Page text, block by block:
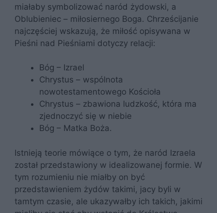
miałaby symbolizować naród żydowski, a
Oblubieniec – miłosiernego Boga. Chrześcijanie
najczęściej wskazują, że miłość opisywana w
Pieśni nad Pieśniami dotyczy relacji:
Bóg – Izrael
Chrystus – wspólnota
nowotestamentowego Kościoła
Chrystus – zbawiona ludzkość, która ma
zjednoczyć się w niebie
Bóg – Matka Boża.
Istnieją teorie mówiące o tym, że naród Izraela
został przedstawiony w idealizowanej formie. W
tym rozumieniu nie miałby on być
przedstawieniem żydów takimi, jacy byli w
tamtym czasie, ale ukazywałby ich takich, jakimi